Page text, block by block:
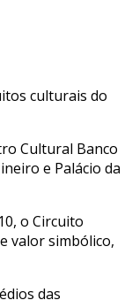
culturais do
Cultural Banco
e Palácio da
o Circuito
valor simbólico,
das